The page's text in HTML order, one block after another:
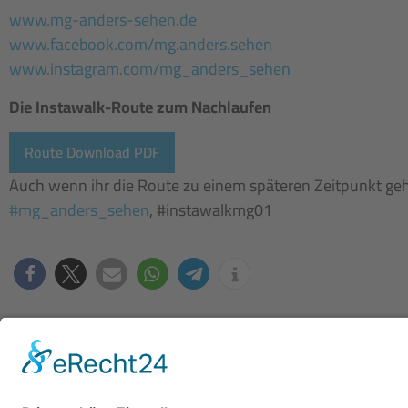
www.mg-anders-sehen.de
www.facebook.com/mg.anders.sehen
www.instagram.com/mg_anders_sehen
Die Instawalk-Route zum Nachlaufen
Route Download PDF
Auch wenn ihr die Route zu einem späteren Zeitpunkt
#mg_anders_sehen, #instawalkmg01
#mg_anders_sehen / 2016